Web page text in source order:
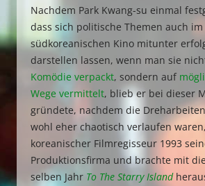
Nachdem Park Kwang-su einmal
dass sich politische Themen auch im
südkoreanischen Kino mitunter
darstellen lassen, wenn man sie
Komödie verpackt, sondern auf
Wege vermittelt, blieb er bei dieser
gründete, nachdem die
wohl eher chaotisch verlaufen
koreanischer Filmregisseur 1993
Produktionsfirma und brachte mit
selben Jahr To The Starry Island